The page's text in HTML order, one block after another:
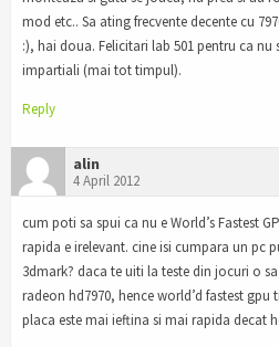
mod etc.. Sa ating frecvente decente cu
:), hai doua. Felicitari lab 501 pentru ca
impartiali (mai tot timpul).
Reply
alin
4 April 2012
cum poti sa spui ca nu e World’s Fastest
rapida e irelevant. cine isi cumpara un pc
3dmark? daca te uiti la teste din jocuri o
radeon hd7970, hence world’d fastest gpu
placa este mai ieftina si mai rapida decat